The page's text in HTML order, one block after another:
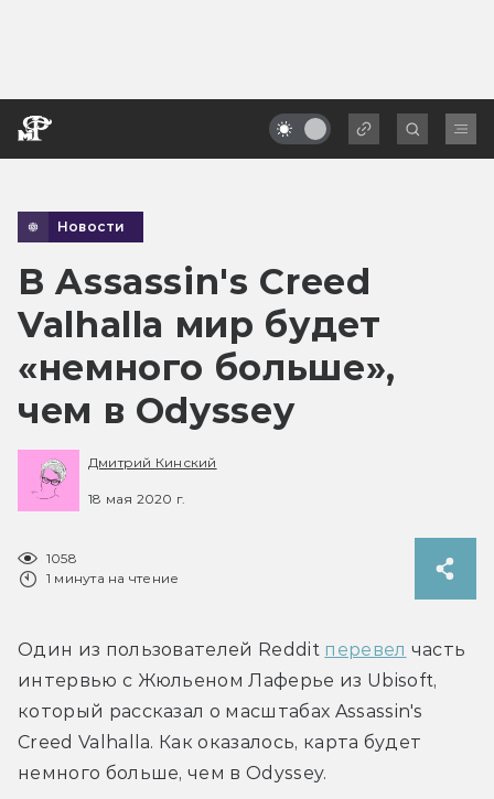
Новости
В Assassin's Creed
Valhalla мир будет
«немного больше»,
чем в Odyssey
Дмитрий Кинский
18 мая 2020 г.
1058
1 минута на чтение
Один из пользователей Reddit перевел часть
интервью с Жюльеном Лаферье из Ubisoft,
который рассказал о масштабах Assassin's
Creed Valhalla. Как оказалось, карта будет
немного больше, чем в Odyssey.